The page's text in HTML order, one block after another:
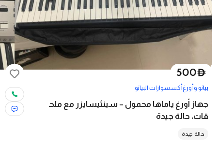
D
500
بيانو وأورغأكسسوارات البيانو
جهاز أورغ ياماها محمول – سينثيسايزر مع ملح
قات، حالة جيدة
حالة جيدة